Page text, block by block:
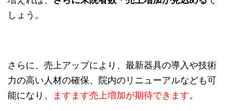
しょう。
さらに、売上アップにより、最新器具の導入や技術
力の高い人材の確保、院内のリニューアルなども可
能になり、
ますます売上増加が期待できます。